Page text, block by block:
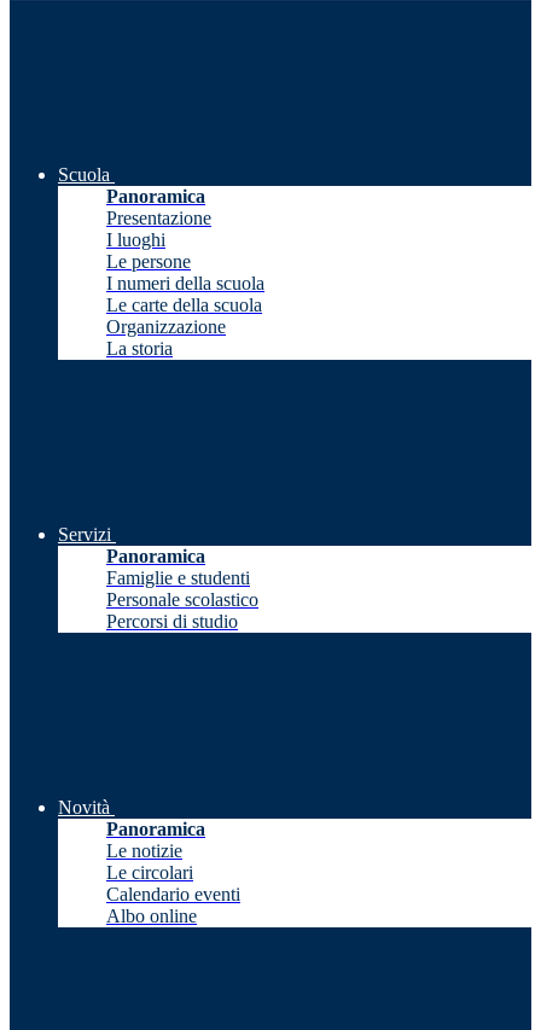
Scuola
Panoramica
Presentazione
I luoghi
Le persone
I numeri della scuola
Le carte della scuola
Organizzazione
La storia
Servizi
Panoramica
Famiglie e studenti
Personale scolastico
Percorsi di studio
Novità
Panoramica
Le notizie
Le circolari
Calendario eventi
Albo online